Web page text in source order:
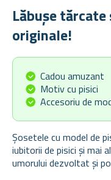
Lăbușe
originale!
Cadou amuzant
Motiv cu pisici
Accesoriu de
Șosetele cu model de
iubitorii de pisici și mai
umorului dezvoltat și